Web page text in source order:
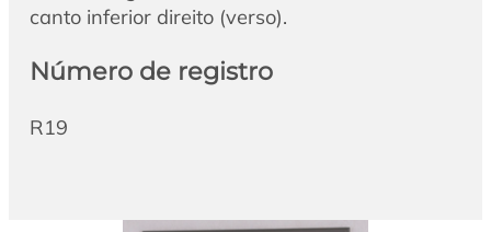
canto inferior direito (verso).
Número de registro
R19